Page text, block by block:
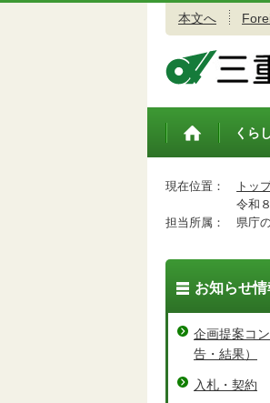
本文へ
トップペ
くら
現在位置： トッ
令和８
担当所属：
県庁
お知らせ情
企画提案コ
告・結果）
入札・契約